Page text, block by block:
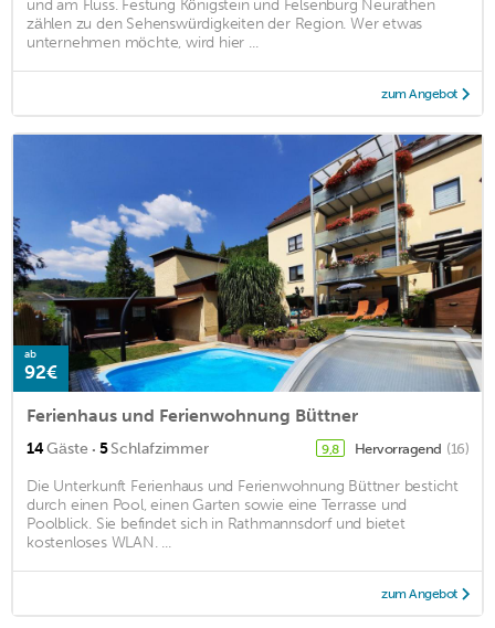
und am Fluss. Festung Königstein und Felsenburg Neurathen
zählen zu den Sehenswürdigkeiten der Region. Wer etwas
unternehmen möchte, wird hier ...
zum Angebot
ab
92€
Ferienhaus und Ferienwohnung Büttner
14Gäste · 5Schlafzimmer 9,8 Hervorragend (16)
Die Unterkunft Ferienhaus und Ferienwohnung Büttner besticht
durch einen Pool, einen Garten sowie eine Terrasse und
Poolblick. Sie befindet sich in Rathmannsdorf und bietet
kostenloses WLAN. ...
zum Angebot